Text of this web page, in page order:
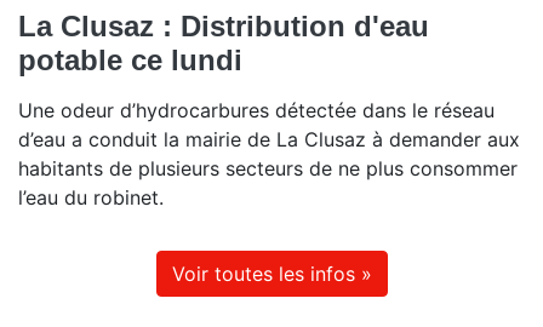
La Clusaz : Distribution d'eau
potable ce lundi
Une odeur d’hydrocarbures détectée dans le réseau
d’eau a conduit la mairie de La Clusaz à demander aux
habitants de plusieurs secteurs de ne plus consommer
l’eau du robinet.
Voir toutes les infos »